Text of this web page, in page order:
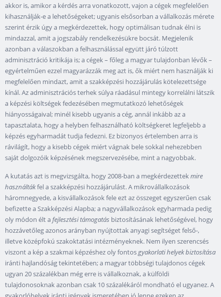
akkor is, amikor a kérdés arra vonatkozott, vajon a cégek megfelelően
kihasználják-e a lehetőségeket; ugyanis elsősorban a vállalkozás mérete
szerint érzik úgy a megkérdezettek, hogy optimálisan tudnak élni is
mindazzal, amit a jogszabály rendelkezésükre bocsát. Megjelenik
azonban a válaszokban a felhasználással együtt járó túlzott
adminisztráció kritikája is; a cégek – főleg a magyar tulajdonban lévők –
egyértelműen ezzel magyarázzák meg azt is, ők miért nem használják ki
megfelelően mindazt, amit a szakképzési hozzájárulás kötelezettsége
kínál. Az adminisztrációs terhek súlya ráadásul mintegy korrelálni látszik
a képzési költségek fedezésében megmutatkozó lehetőségek
hiányosságaival; minél kisebb ugyanis a cég, annál inkább az a
tapasztalata, hogy a helyben felhasználható költségkeret legfeljebb a
képzés egyharmadát tudja fedezni. Ez bizonyos értelemben arra is
rávilágít, hogy a kisebb cégek miért vágnak bele sokkal nehezebben
saját dolgozóik képzésének megszervezésébe, mint a nagyobbak.
A kutatás azt is megvizsgálta, hogy 2008-ban a megkérdezettekmire
használtákfel a szakképzési hozzájárulást. A mikrovállalkozások
háromnegyede, a kisvállalkozások fele ezt az összeget egyszerűen csak
befizette a Szakképzési Alapba; a nagyvállalkozások egyharmada pedig
oly módon élt afejlesztési támogatás biztosításának lehetőségével, hogy
hozzávetőleg azonos arányban nyújtottak anyagi segítséget felső-,
illetve középfokú szakoktatási intézményeknek. Nem ilyen szerencsés
viszont a kép a szakmai képzéshez oly fontosgyakorlati helyek biztosítása
iránti hajlandóság tekintetében; a magyar többségi tulajdonos cégek
ugyan 20 százalékban még erre is vállalkoznak, a külföldi
tulajdonosoknak azonban csak 10 százalékáról mondható el ugyanez. A